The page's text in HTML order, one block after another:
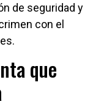
de seguridad y
con el
que